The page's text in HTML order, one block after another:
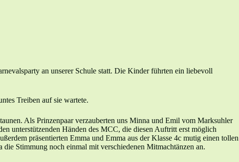
an unserer Schule statt. Die Kinder führten ein liebevoll
Treiben auf sie wartete.
Als Prinzenpaar verzauberten uns Minna und Emil vom Marksuhler
unterstützenden Händen des MCC, die diesen Auftritt erst möglich
präsentierten Emma und Emma aus der Klasse 4c mutig einen tollen
Stimmung noch einmal mit verschiedenen Mitmachtänzen an.